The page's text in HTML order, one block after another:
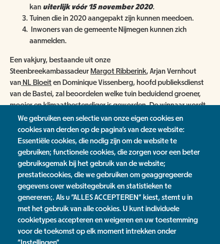
We gebruiken een selectie van onze eigen cookies en
cookies van derden op de pagina's van deze website:
Essentiële cookies, die nodig zijn om de website te
gebruiken; functionele cookies, die zorgen voor een beter
gebruiksgemak bij het gebruik van de website;
prestatiecookies, die we gebruiken om geaggregeerde
gegevens over websitegebruik en statistieken te
genereren;. Als u "ALLES ACCEPTEREN" kiest, stemt u in
met het gebruik van alle cookies. U kunt individuele
cookietypes accepteren en weigeren en uw toestemming
voor de toekomst op elk moment intrekken onder
VERRIJK JEZELF IN HET RIJK VAN NIJMEGEN
kan uiterlijk vóór 15 november 2020.
Tuinen die in 2020 aangepakt zijn kunnen meedoen.
Inwoners van de gemeente Nijmegen kunnen zich
aanmelden.
Een vakjury, bestaande uit onze
Steenbreekambassadeur Margot Ribberink, Arjan Vernhout
van NL Bloeiten Dominique Vissenberg, hoofd publieksdienst
van de Bastei, zal beoordelen welke tuin beduidend groener,
mooier en klimaatbestendiger is geworden. De winnaar wordt
in december 2020 bekend gemaakt.
Groenmakers bewoners Nieuws
Nieuwsoverzicht
Tags
Groenmakers bewoners